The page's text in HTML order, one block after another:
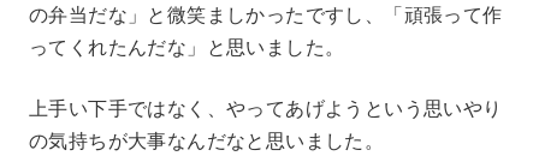
の弁当だな」と微笑ましかったですし、「頑張って作
ってくれたんだな」と思いました。
上手い下手ではなく、やってあげようという思いやり
の気持ちが大事なんだなと思いました。